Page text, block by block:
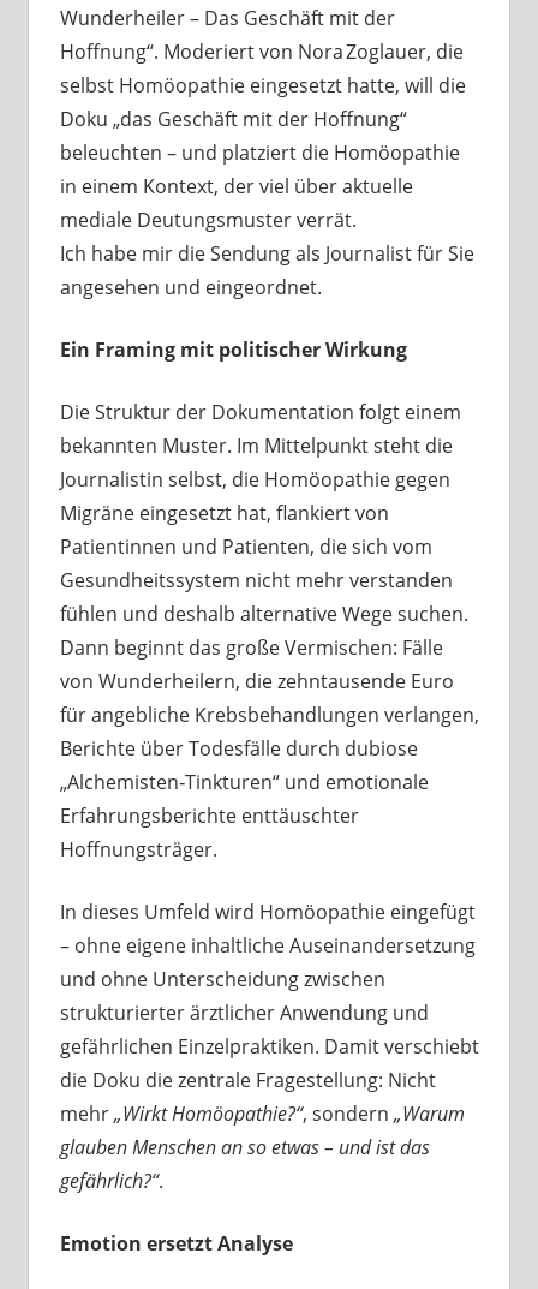
Wunderheiler – Das Geschäft mit der
Hoffnung“. Moderiert von Nora Zoglauer, die
selbst Homöopathie eingesetzt hatte, will die
Doku „das Geschäft mit der Hoffnung“
beleuchten – und platziert die Homöopathie
in einem Kontext, der viel über aktuelle
mediale Deutungsmuster verrät.
Ich habe mir die Sendung als Journalist für Sie
angesehen und eingeordnet.
Ein Framing mit politischer Wirkung
Die Struktur der Dokumentation folgt einem
bekannten Muster. Im Mittelpunkt steht die
Journalistin selbst, die Homöopathie gegen
Migräne eingesetzt hat, flankiert von
Patientinnen und Patienten, die sich vom
Gesundheitssystem nicht mehr verstanden
fühlen und deshalb alternative Wege suchen.
Dann beginnt das große Vermischen: Fälle
von Wunderheilern, die zehntausende Euro
für angebliche Krebsbehandlungen verlangen,
Berichte über Todesfälle durch dubiose
„Alchemisten‑Tinkturen“ und emotionale
Erfahrungsberichte enttäuschter
Hoffnungsträger.
In dieses Umfeld wird Homöopathie eingefügt
– ohne eigene inhaltliche Auseinandersetzung
und ohne Unterscheidung zwischen
strukturierter ärztlicher Anwendung und
gefährlichen Einzelpraktiken. Damit verschiebt
die Doku die zentrale Fragestellung: Nicht
mehr„Wirkt Homöopathie?“, sondern „Warum
glauben Menschen an so etwas – und ist das
gefährlich?“.
Emotion ersetzt Analyse